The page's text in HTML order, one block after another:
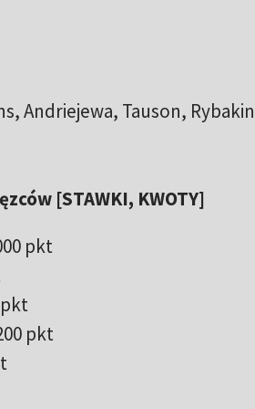
Andriejewa, Tauson,
[STAWKI, KWOTY]
pkt
pkt
pkt